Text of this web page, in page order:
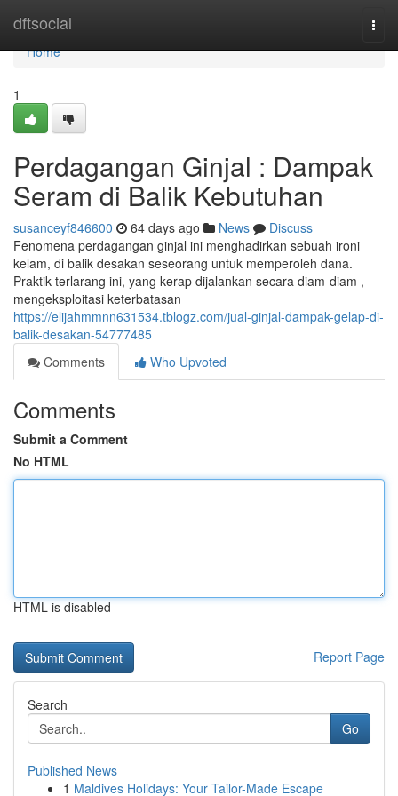
dftsocial
Home
Home
1
Perdagangan Ginjal : Dampak
Seram di Balik Kebutuhan
susanceyf846600 64 days ago News
Discuss
Fenomena perdagangan ginjal ini menghadirkan sebuah ironi
kelam, di balik desakan seseorang untuk memperoleh dana.
Praktik terlarang ini, yang kerap dijalankan secara diam-diam ,
mengeksploitasi keterbatasan
https://elijahmmnn631534.tblogz.com/jual-ginjal-dampak-gelap-di-
balik-desakan-54777485
Comments
Who Upvoted
Comments
Submit a Comment
No HTML
HTML is disabled
Report Page
Search
Go
Published News
1 Maldives Holidays: Your Tailor-Made Escape